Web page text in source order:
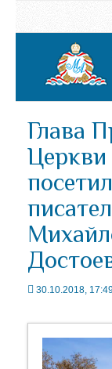
Глава
Церкви
30.10.2018,